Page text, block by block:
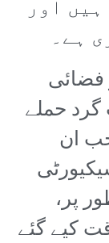
ہیں اور
ہے۔
فضائی
حملے
ان
پر،
کیے گئے